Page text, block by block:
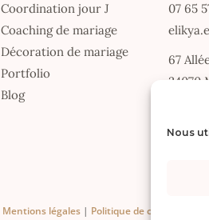
Nous
Coordination jour J
Coaching de mariage
Décoration de mariage
Portfolio
Blog
07 65
67
34070
Du
Mentions légales| Politique de confidentialité